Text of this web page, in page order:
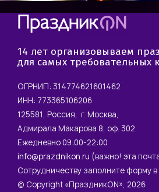
14 лет организовываем
для самых требовательных
ОГРНИП: 314774621601462
ИНН: 773365106206
125581, Россия, г. Москва,
Адмирала Макарова 8, оф. 302
Ежедневно 09:00-22:00
info@prazdnikon.ru (важно! эта
Сотрудничеству заполните форму
© Copyright «ПраздникON», 2026